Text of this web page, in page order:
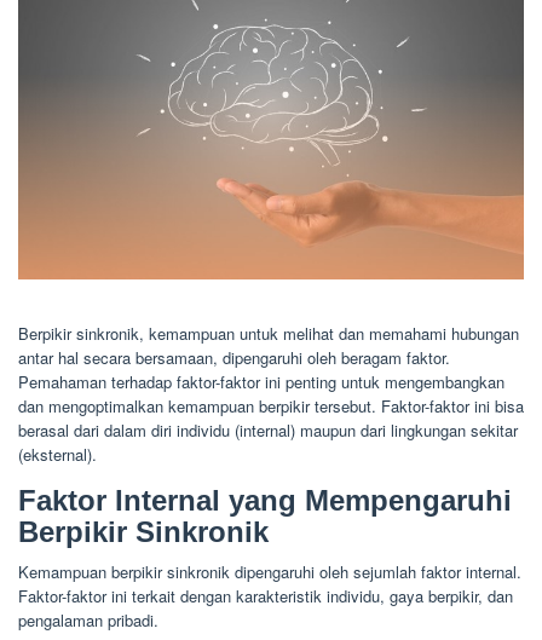
Berpikir sinkronik, kemampuan untuk melihat dan memahami hubungan
antar hal secara bersamaan, dipengaruhi oleh beragam faktor.
Pemahaman terhadap faktor-faktor ini penting untuk mengembangkan
dan mengoptimalkan kemampuan berpikir tersebut. Faktor-faktor ini bisa
berasal dari dalam diri individu (internal) maupun dari lingkungan sekitar
(eksternal).
Faktor Internal yang Mempengaruhi
Berpikir Sinkronik
Kemampuan berpikir sinkronik dipengaruhi oleh sejumlah faktor internal.
Faktor-faktor ini terkait dengan karakteristik individu, gaya berpikir, dan
pengalaman pribadi.